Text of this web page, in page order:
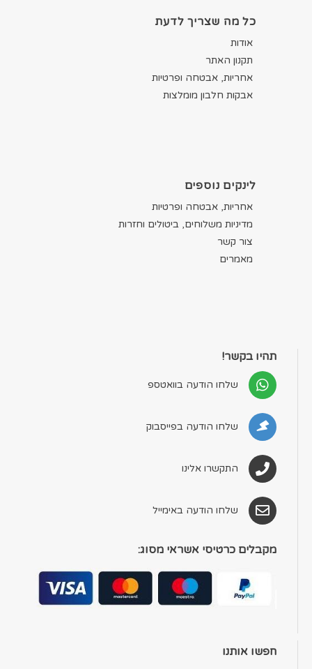
כל מה שצריך לדעת
אודות
תקנון האתר
אחריות, אבטחה ופרטיות
אבקות חלבון מומלצות
לינקים נוספים
אחריות, אבטחה ופרטיות
מדיניות משלוחים, ביטולים וחזרות
צור קשר
מאמרים
תהיו בקשר!
שלחו הודעה בוואטספ
שלחו הודעה בפייסבוק
התקשרו אלינו
שלחו הודעה באימייל
מקבלים כרטיסי אשראי מסוג:
חפשו אותנו